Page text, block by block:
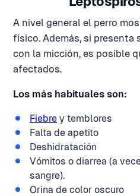
A nivel general el perro
físico. Además, si presenta
con la micción, es posible
afectados.
Los más habituales son:
Fiebre y temblores
Falta de apetito
Deshidratación
Vómitos o diarrea (a
sangre).
Orina de color oscuro